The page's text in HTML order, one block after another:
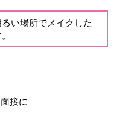
い場所でメイクした
接に